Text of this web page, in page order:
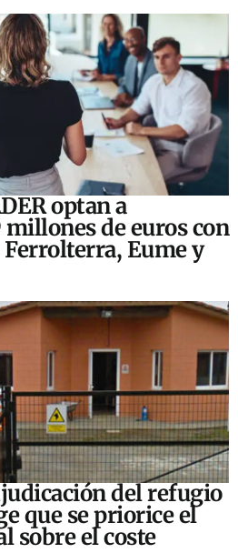
optan a
de euros con
Eume y
del refugio
que se priorice el
sobre el coste